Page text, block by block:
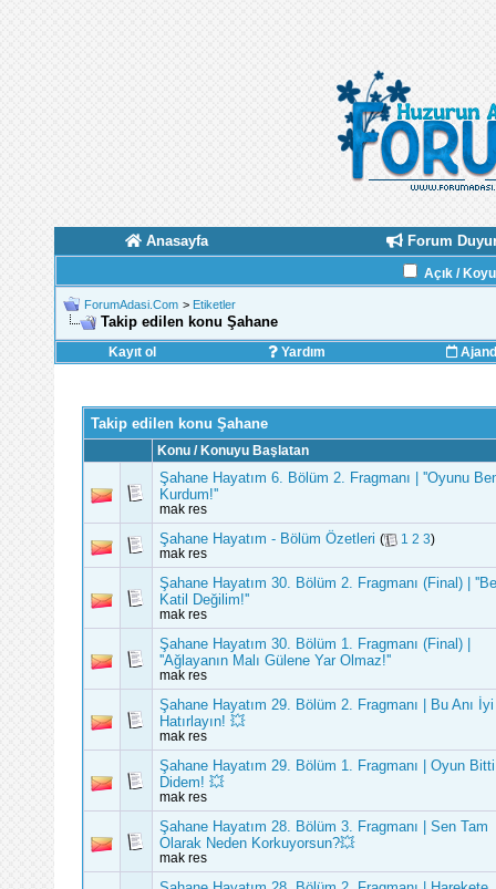
Anasayfa Forum
Açık /
ForumAdasi.Com > Etiketler
Takip edilen konu Şahane
Kayıt ol Yardım
Takip edilen konu Şahane
Konu / Konuyu Başlatan
Şahane Hayatım 6. Bölüm 2. Fragmanı | ''Oyunu
Kurdum!''
mak res
Şahane Hayatım - Bölüm Özetleri ( 1 2 3)
mak res
Şahane Hayatım 30. Bölüm 2. Fragmanı (Final) |
Katil Değilim!''
mak res
Şahane Hayatım 30. Bölüm 1. Fragmanı (Final) |
''Ağlayanın Malı Gülene Yar Olmaz!''
mak res
Şahane Hayatım 29. Bölüm 2. Fragmanı | Bu Anı İyi
Hatırlayın! 💥
mak res
Şahane Hayatım 29. Bölüm 1. Fragmanı | Oyun Bitti
Didem! 💥
mak res
Şahane Hayatım 28. Bölüm 3. Fragmanı | Sen Tam
Olarak Neden Korkuyorsun?💥
mak res